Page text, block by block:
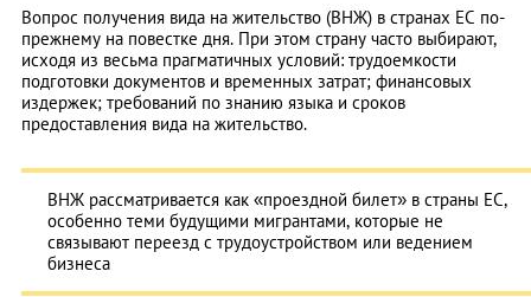
Вопрос получения вида на жительство (ВНЖ) в странах ЕС по-
прежнему на повестке дня. При этом страну часто выбирают,
исходя из весьма прагматичных условий: трудоемкости
подготовки документов и временных затрат; финансовых
издержек; требований по знанию языка и сроков
предоставления вида на жительство.
ВНЖ рассматривается как «проездной билет» в страны ЕС,
особенно теми будущими мигрантами, которые не
связывают переезд с трудоустройством или ведением
бизнеса